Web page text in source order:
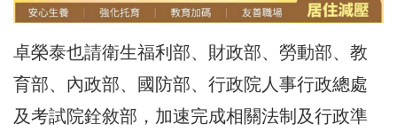
卓榮泰也請衛生福利部、財政部、勞動部、教
育部、內政部、國防部、行政院人事行政總處
及考試院銓敘部，加速完成相關法制及行政準